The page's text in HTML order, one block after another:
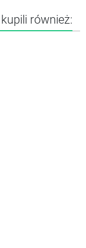
również: